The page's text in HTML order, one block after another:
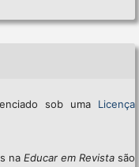
sob uma Licença
naEducar em Revista são